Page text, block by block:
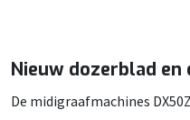
Nieuw dozerblad
De midigraafmachines